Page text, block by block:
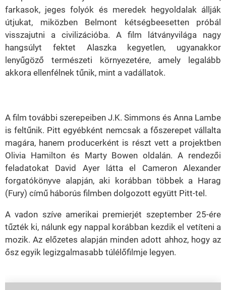
farkasok, jeges folyók és meredek hegyoldalak állják
útjukat, miközben Belmont kétségbeesetten próbál
visszajutni a civilizációba. A film látványvilága nagy
hangsúlyt fektet Alaszka kegyetlen, ugyanakkor
lenyűgöző természeti környezetére, amely legalább
akkora ellenfélnek tűnik, mint a vadállatok.
A film további szerepeiben J.K. Simmons és Anna Lambe
is feltűnik. Pitt egyébként nemcsak a főszerepet vállalta
magára, hanem producerként is részt vett a projektben
Olivia Hamilton és Marty Bowen oldalán. A rendezői
feladatokat David Ayer látta el Cameron Alexander
forgatókönyve alapján, aki korábban többek a Harag
(Fury) című háborús filmben dolgozott együtt Pitt-tel.
A vadon szíve amerikai premierjét szeptember 25-ére
tűzték ki, nálunk egy nappal korábban kezdik el vetíteni a
mozik. Az előzetes alapján minden adott ahhoz, hogy az
ősz egyik legizgalmasabb túlélőfilmje legyen.